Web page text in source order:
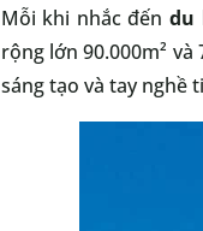
Mỗi khi nhắc đếndu
rộng lớn 90.000m²
sáng tạo và tay nghề